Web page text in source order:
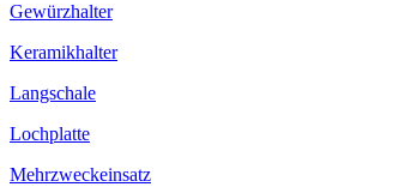
Gewürzhalter
Keramikhalter
Langschale
Lochplatte
Mehrzweckeinsatz